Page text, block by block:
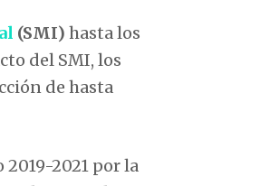
(SMI) hasta los
del SMI, los
de hasta
2021 por la